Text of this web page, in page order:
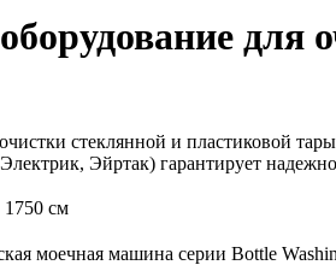
стеклянной и пластиковой
Эйртак) гарантирует
1750 см
моечная машина серии Bottle